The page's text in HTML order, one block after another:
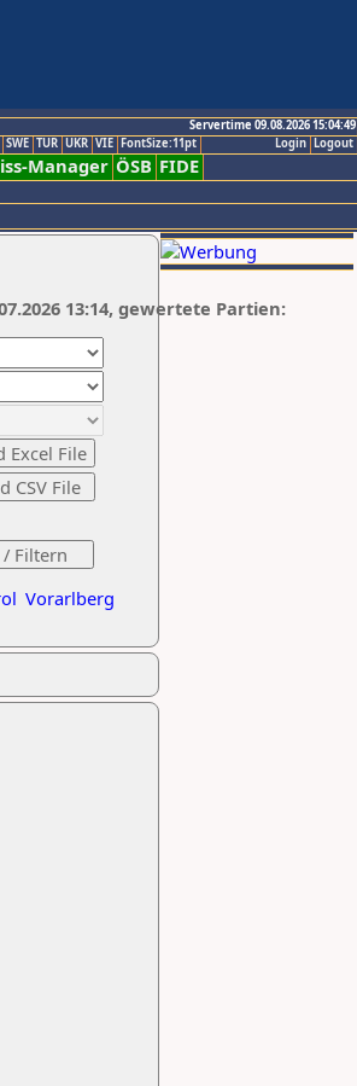
Servertime 09.08.2026 15:04:49
Logout
Login
SWE TUR UKR VIE FontSize:11pt
Manager ÖSB FIDE
Vorarlberg
13:14, gewertete Partien: